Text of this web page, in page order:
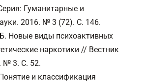
Гуманитарные и
2016. № 3 (72). С. 146.
Новые виды психоактивных
наркотики // Вестник
№ 3. С. 52.
и классификация